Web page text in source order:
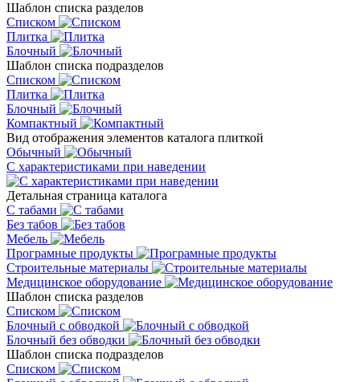
Шаблон списка разделов
Списком
Плитка
Блочный
Шаблон списка подразделов
Списком
Плитка
Блочный
Компактный
Вид отображения элементов каталога плиткой
Обычный
С характеристиками при наведении
Детальная страница каталога
С табами
Без табов
Мебель
Програмные продукты
Строительные материалы
Медицинское оборудование
Шаблон списка разделов
Списком
Блочный с обводкой
Блочный без обводки
Шаблон списка подразделов
Списком